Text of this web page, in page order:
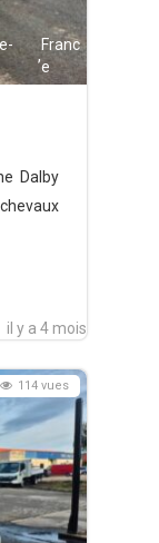
il y a 4 mois
,
Franc
e
Dalby
114 vues